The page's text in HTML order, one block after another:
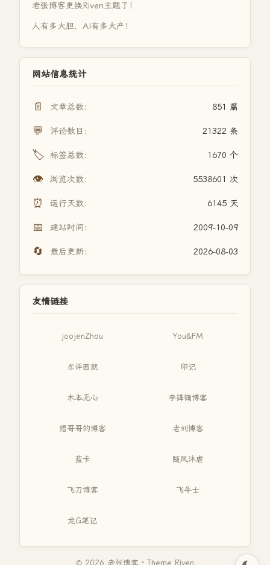
老张博客更换Riven主题了！
人有多大胆，AI有多大产！
网站信息统计
📄 文章总数： 851 篇
💬 评论数目： 21322 条
🏷️ 标签总数： 1670 个
👁️ 浏览次数： 5538601 次
⏰ 运行天数： 6145 天
📅 建站时间： 2009-10-09
🔄 最后更新： 2026-08-03
友情链接
joojenZhou You&FM
东评西就 印记
木本无心 李锋镝博客
缙哥哥的博客 老刘博客
蓝卡 随风沐虐
飞刀博客 飞牛士
龙G笔记
© 2026 老张博客 · Theme Riven